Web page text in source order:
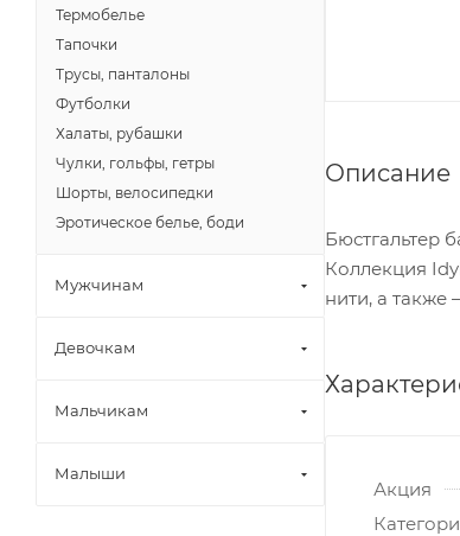
Описание
Бюстгальтер
Коллекция
нити, а также
Акция
Термобелье
Тапочки
Трусы, панталоны
Футболки
Халаты, рубашки
Чулки, гольфы, гетры
Шорты, велосипедки
Эротическое белье, боди
Мужчинам
Девочкам
Мальчикам
Малыши